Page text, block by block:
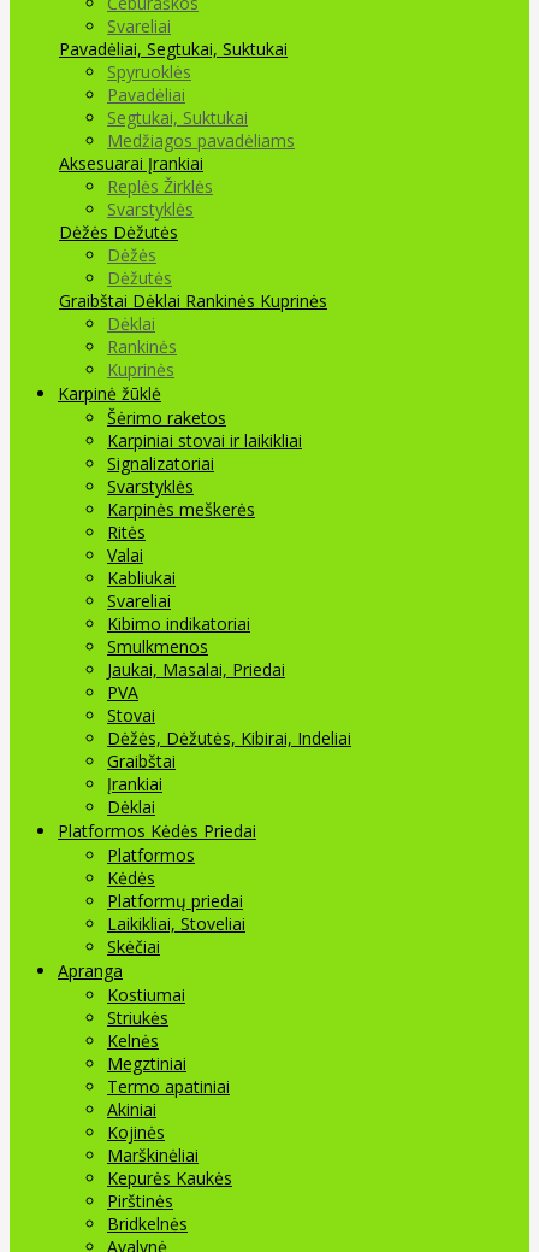
Svareliai
Pavadėliai, Segtukai, Suktukai
Spyruoklės
Pavadėliai
Segtukai, Suktukai
Medžiagos pavadėliams
Aksesuarai Įrankiai
Replės Žirklės
Svarstyklės
Dėžės Dėžutės
Dėžės
Dėžutės
Graibštai Dėklai Rankinės Kuprinės
Dėklai
Rankinės
Kuprinės
Karpinė žūklė
Šėrimo raketos
Karpiniai stovai ir laikikliai
Signalizatoriai
Svarstyklės
Karpinės meškerės
Ritės
Valai
Kabliukai
Svareliai
Kibimo indikatoriai
Smulkmenos
Jaukai, Masalai, Priedai
PVA
Stovai
Dėžės, Dėžutės, Kibirai, Indeliai
Graibštai
Įrankiai
Dėklai
Platformos Kėdės Priedai
Platformos
Kėdės
Platformų priedai
Laikikliai, Stoveliai
Skėčiai
Apranga
Kostiumai
Striukės
Kelnės
Megztiniai
Termo apatiniai
Akiniai
Kojinės
Marškinėliai
Kepurės Kaukės
Pirštinės
Bridkelnės
Avalynė